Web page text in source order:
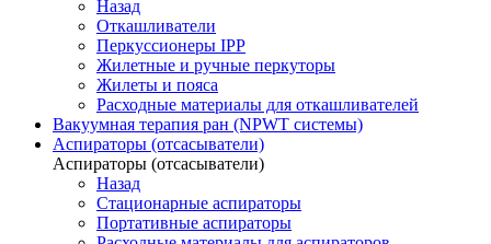
Назад
Откашливатели
Перкуссионеры IPP
Жилетные и ручные перкуторы
Жилеты и пояса
Расходные материалы для откашливателей
Вакуумная терапия ран (NPWT системы)
Аспираторы (отсасыватели)
Аспираторы (отсасыватели)
Назад
Стационарные аспираторы
Портативные аспираторы